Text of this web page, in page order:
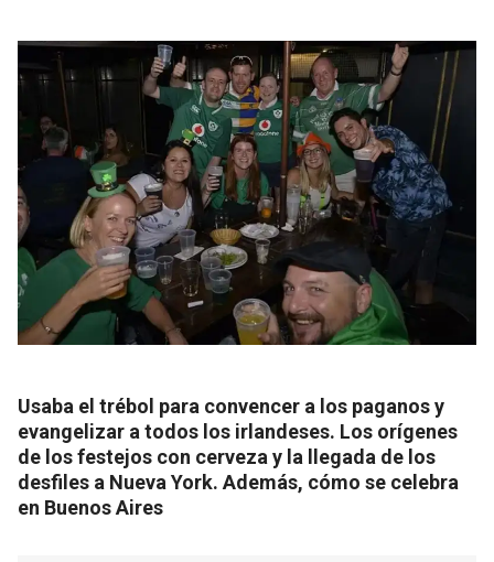
Usaba el trébol para convencer a los paganos y
evangelizar a todos los irlandeses. Los orígenes
de los festejos con cerveza y la llegada de los
desfiles a Nueva York. Además, cómo se celebra
en Buenos Aires